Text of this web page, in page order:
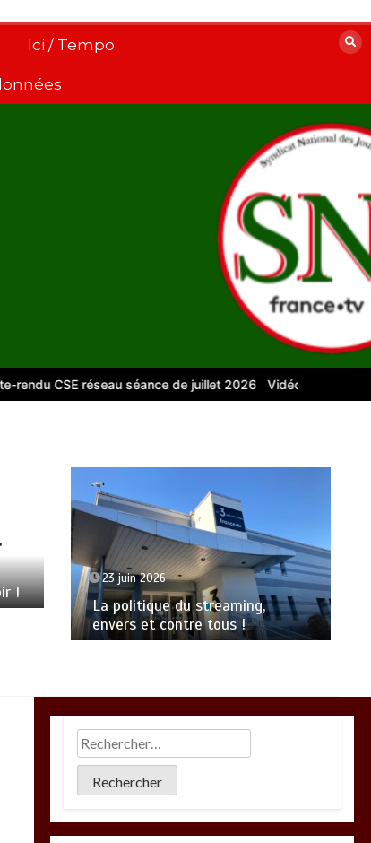
Ici / Tempo
CSE réseau séance de juillet 2026 Vidéos pour le
!
23 juin 2026
La politique du streaming,
envers et contre tous !